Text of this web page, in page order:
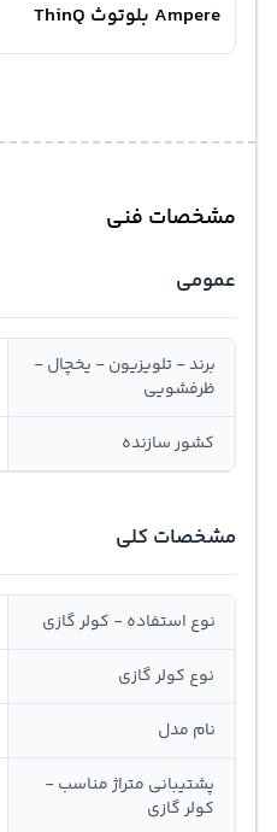
Ampere بلوتوث ThinQ
مشخصات فنی
عمومی
برند - تلویزیون - یخچال -
ظرفشویی
کشور سازنده
مشخصات کلی
نوع استفاده - کولر گازی
نوع کولر گازی
نام مدل
پشتیبانی متراژ مناسب -
کولر گازی